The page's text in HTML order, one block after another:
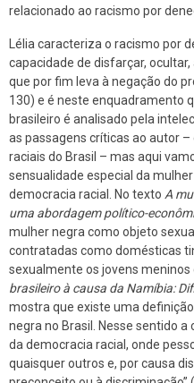
relacionado ao racismo por
Lélia caracteriza o racismo por
capacidade de disfarçar,
que por fim leva à negação do
130) e é neste enquadramento
brasileiro é analisado pela
as passagens críticas ao autor
raciais do Brasil – mas aqui
sensualidade especial da
democracia racial. No texto A
uma abordagem político-
mulher negra como objeto
contratadas como domésticas
sexualmente os jovens meninos
brasileiro à causa da Namíbia:
mostra que existe uma
negra no Brasil. Nesse sentido
da democracia racial, onde
quaisquer outros e, por causa